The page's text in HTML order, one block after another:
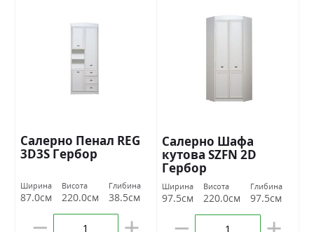
Салерно Пенал REG
3D3S Гербор
Ширина
87.0см
Висота
220.0см
Глибина
38.5см
Салерно Шафа
кутова SZFN 2D
Гербор
Ширина
97.5см
Висота
220.0см
Глибина
97.5см